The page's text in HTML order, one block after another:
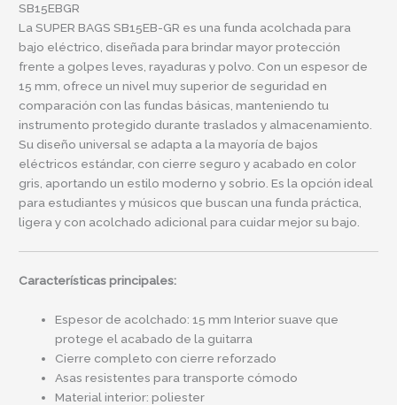
SB15EBGR
La SUPER BAGS SB15EB-GR es una funda acolchada para
bajo eléctrico, diseñada para brindar mayor protección
frente a golpes leves, rayaduras y polvo. Con un espesor de
15 mm, ofrece un nivel muy superior de seguridad en
comparación con las fundas básicas, manteniendo tu
instrumento protegido durante traslados y almacenamiento.
Su diseño universal se adapta a la mayoría de bajos
eléctricos estándar, con cierre seguro y acabado en color
gris, aportando un estilo moderno y sobrio. Es la opción ideal
para estudiantes y músicos que buscan una funda práctica,
ligera y con acolchado adicional para cuidar mejor su bajo.
Características principales:
Espesor de acolchado: 15 mm Interior suave que
protege el acabado de la guitarra
Cierre completo con cierre reforzado
Asas resistentes para transporte cómodo
Material interior: poliester